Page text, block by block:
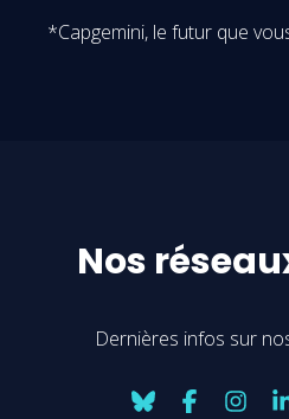
*Capgemini, le futur que
Nos
Dernières infos sur